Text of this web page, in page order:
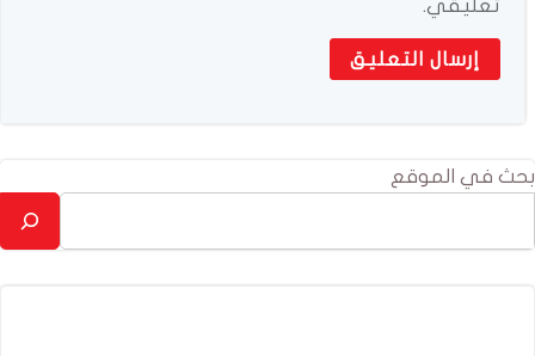
تعليقي.
بحث في الموقع